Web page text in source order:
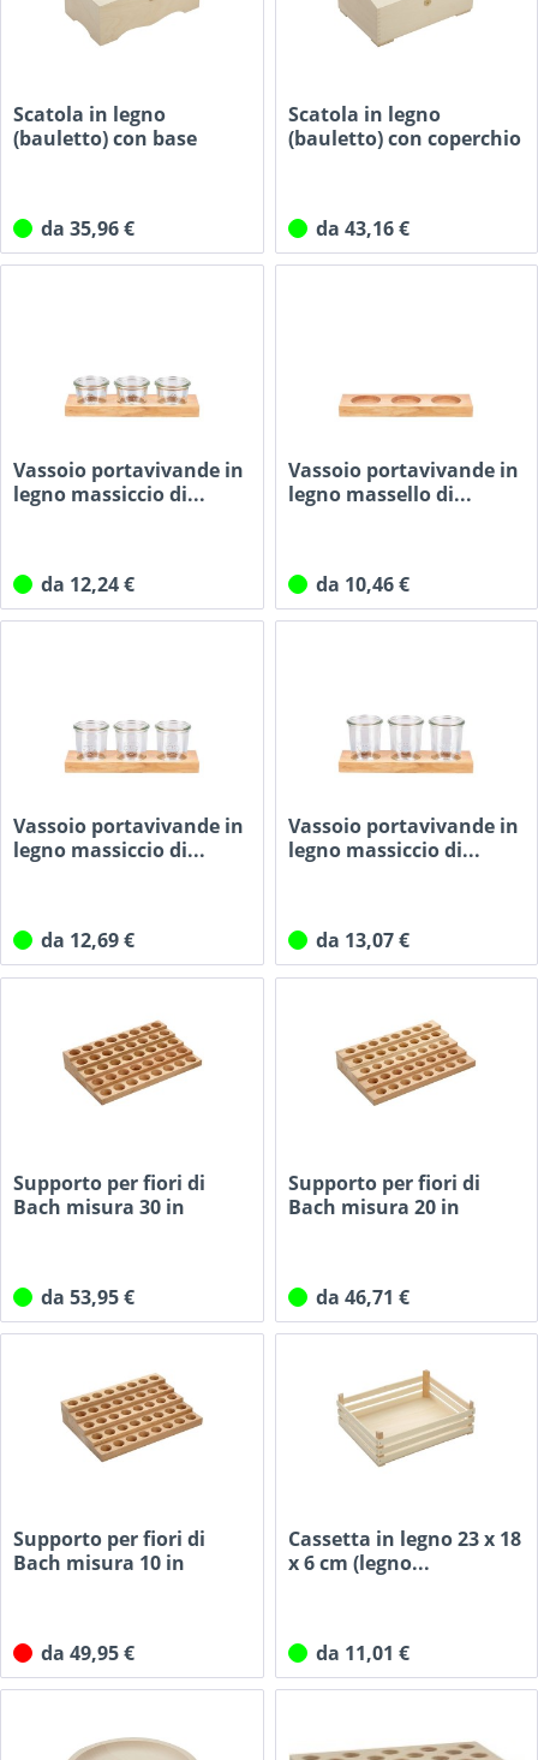
Scatola in legno
(bauletto) con base
da 35,96 €
Scatola in legno
(bauletto) con coperchio
da 43,16 €
Vassoio portavivande in
legno massiccio di...
da 12,24 €
Vassoio portavivande in
legno massello di...
da 10,46 €
Vassoio portavivande in
legno massiccio di...
da 12,69 €
Vassoio portavivande in
legno massiccio di...
da 13,07 €
Supporto per fiori di
Bach misura 30 in
da 53,95 €
Supporto per fiori di
Bach misura 20 in
da 46,71 €
Supporto per fiori di
Bach misura 10 in
da 49,95 €
Cassetta in legno 23 x 18
x 6 cm (legno...
da 11,01 €